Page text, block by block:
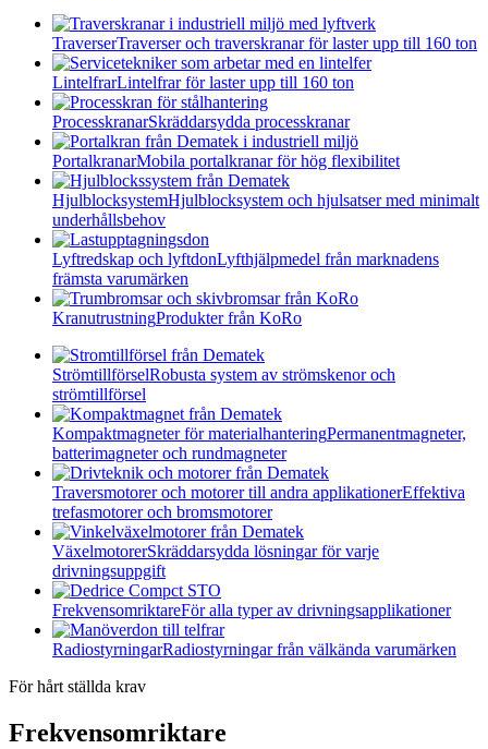
TraverserTraverser och traverskranar för laster upp till 160 ton
LintelfrarLintelfrar för laster upp till 160 ton
ProcesskranarSkräddarsydda processkranar
PortalkranarMobila portalkranar för hög flexibilitet
HjulblocksystemHjulblocksystem och hjulsatser med minimalt
underhållsbehov
Lyftredskap och lyftdonLyfthjälpmedel från marknadens
främsta varumärken
KranutrustningProdukter från KoRo
StrömtillförselRobusta system av strömskenor och
strömtillförsel
Kompaktmagneter för materialhanteringPermanentmagneter,
batterimagneter och rundmagneter
Traversmotorer och motorer till andra applikationerEffektiva
trefasmotorer och bromsmotorer
VäxelmotorerSkräddarsydda lösningar för varje
drivningsuppgift
FrekvensomriktareFör alla typer av drivningsapplikationer
RadiostyrningarRadiostyrningar från välkända varumärken
För hårt ställda krav
Frekvensomriktare